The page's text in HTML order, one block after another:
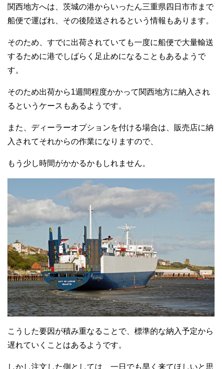
関西地方へは、茨城の港からいったん三重県四日市市まで
船便で運ばれ、その後陸送されるという情報もあります。
そのため、すでに出荷されていても一度に船便で大量輸送
するために港でしばらく足止めになることもあるようで
す。
そのため出荷から1週間程度かかって関西地方に納入され
るというケースもあるようです。
また、ディーラーオプションを付ける場合は、販売店に納
入されてそれからの作業になりますので、
もう少し時間がかかるかもしれません。
こうした要因が積み重なることで、標準的な納入予定から
遅れていくことはあるようです。
しかし注文した側としては、一日でも早く来てほしいと思